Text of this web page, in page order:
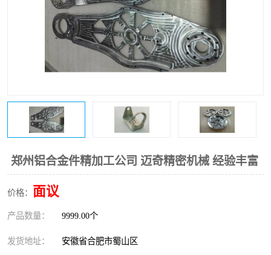
郑州铝合金件精加工公司 迈奇精密机械 经验丰富
价格： 面议
产品数量： 9999.00个
发货地址： 安徽省合肥市蜀山区
CNC加工 数控机床加工
不锈钢加工